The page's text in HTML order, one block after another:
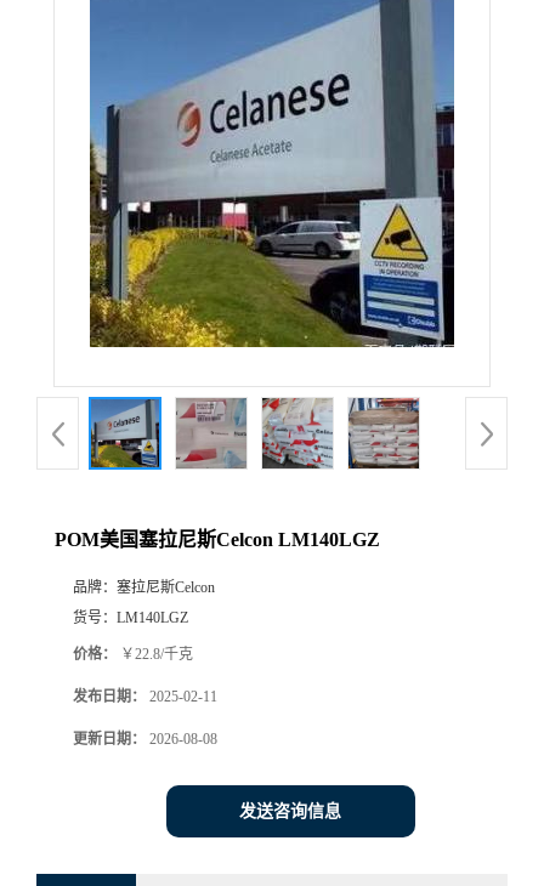
POM美国塞拉尼斯Celcon LM140LGZ
品牌： 塞拉尼斯Celcon
货号： LM140LGZ
价格： ￥22.8/千克
发布日期： 2025-02-11
更新日期： 2026-08-08
发送咨询信息